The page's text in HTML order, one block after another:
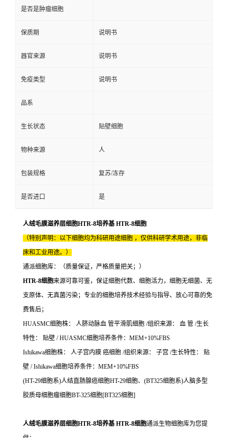
是否是肿瘤细胞
保质期 说明书
器官来源 说明书
免疫类型 说明书
品系
生长状态 贴壁细胞
物种来源 人
包装规格 复苏/冻存
是否进口 是
人绒毛膜滋养层细胞HTR-8培养基 HTR-8细胞
（特别声明：以下细胞均为科研用途细胞 ，仅供科研学术用途，非临
床和工业用途。）
通派细胞库：（质量保证，严格质量把关；）
HTR-8细胞来源可靠可鉴，保证细胞代数、细胞活力，细胞无细菌、无
支原体、无真菌污染；专业的细胞培养技术经验与指导、放心可靠的免
费售后；
HUASMC细胞株： 人脐动脉血 管平滑肌细胞 /组织来源： 血 管 /生长
特性： 贴壁 / HUASMC细胞培养条件：MEM+10%FBS
Ishikawa细胞株： 人子宫内膜 癌细胞 /组织来源： 子宫 /生长特性： 贴
壁 / Ishikawa细胞培养条件：MEM+10%FBS
(HT-29细胞系)人结直肠腺癌细胞HT-29细胞、(BT325细胞系)人脑多型
胶质母细胞瘤细胞BT-325细胞[BT325细胞]
人绒毛膜滋养层细胞HTR-8培养基 HTR-8细胞通派生物细胞库为您提